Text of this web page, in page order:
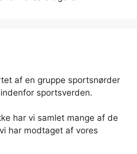
af en gruppe sportsnørder
sportsverden.
har vi samlet mange af de
har modtaget af vores